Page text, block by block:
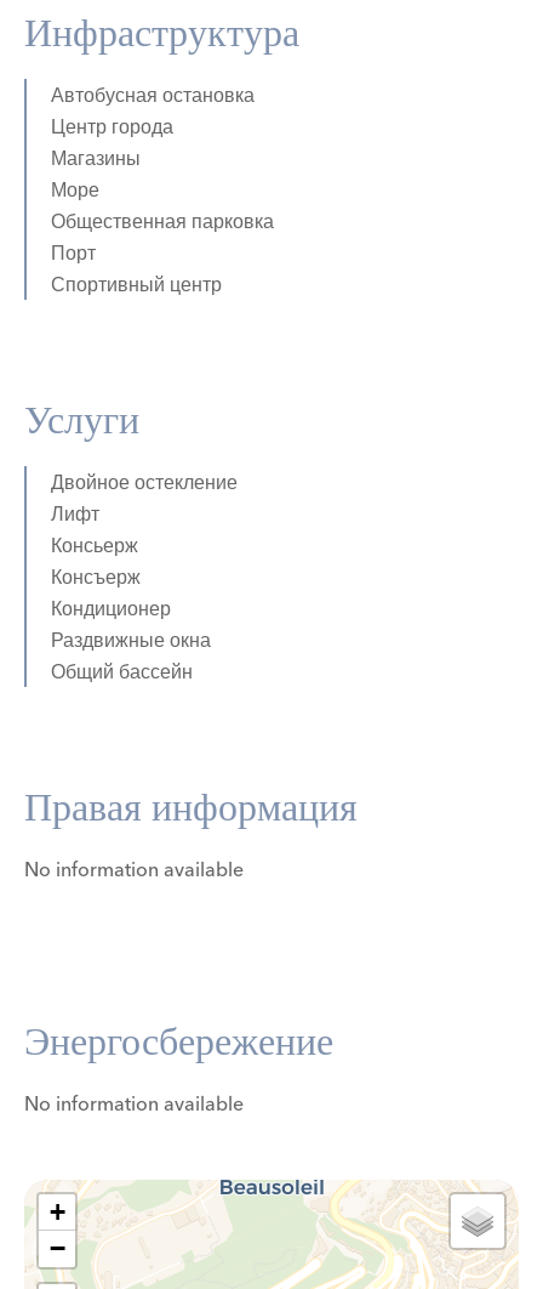
Инфраструктура
Автобусная остановка
Центр города
Магазины
Море
Общественная парковка
Порт
Спортивный центр
Услуги
Двойное остекление
Лифт
Консьерж
Консъерж
Кондиционер
Раздвижные окна
Общий бассейн
Правая информация
No information available
Энергосбережение
No information available
+
−